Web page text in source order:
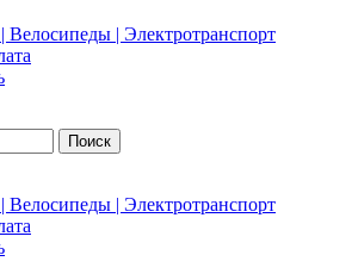
Велосипеды | Электротранспорт
Поиск
Велосипеды | Электротранспорт